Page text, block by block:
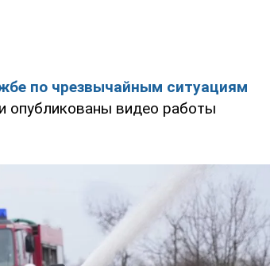
по чрезвычайным ситуациям
опубликованы видео работы